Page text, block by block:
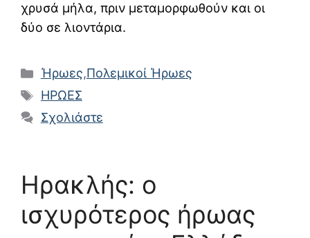
χρυσά μήλα, πριν μεταμορφωθούν και οι
δύο σε λιοντάρια.
Κατηγορίες
Ήρωες,Πολεμικοί Ήρωες
Ετικέτες
ΗΡΩΕΣ
Σχολιάστε
Ηρακλής: ο
ισχυρότερος ήρωας